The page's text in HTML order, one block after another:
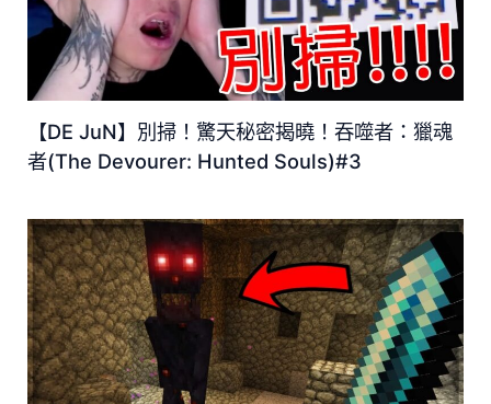
【DE JuN】別掃！驚天秘密揭曉！吞噬者：獵魂
者(The Devourer: Hunted Souls)#3